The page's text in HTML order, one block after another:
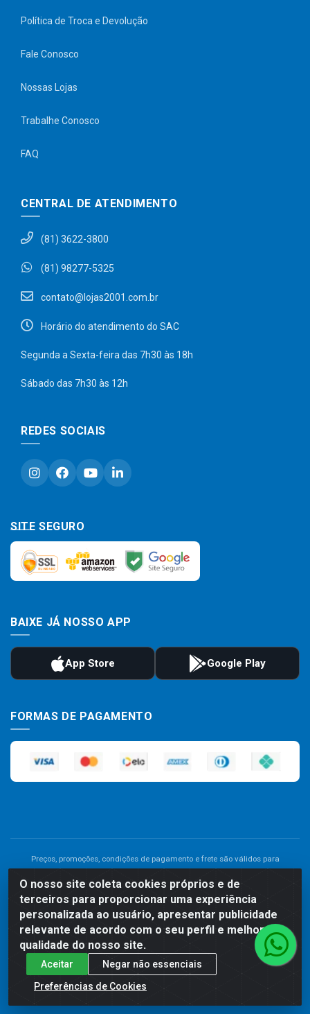
O nosso site coleta cookies próprios e de
terceiros para proporcionar uma experiência
personalizada ao usuário, apresentar publicidade
relevante de acordo com o seu perfil e melhorar a
qualidade do nosso site.
Aceitar
Negar não essenciais
Preferências de Cookies
Política de Troca e Devolução
Fale Conosco
Nossas Lojas
Trabalhe Conosco
FAQ
CENTRAL DE ATENDIMENTO
(81) 3622-3800
(81) 98277-5325
contato@lojas2001.com.br
Horário do atendimento do SAC
Segunda a Sexta-feira das 7h30 às 18h
Sábado das 7h30 às 12h
REDES SOCIAIS
SITE SEGURO
BAIXE JÁ NOSSO APP
FORMAS DE PAGAMENTO
Preços, promoções, condições de pagamento e frete são válidos para
preço de um produto, será válido o preço que for exibido no carrinho de
compras do site no momento do pagamento. As vendas estão sujeitas a
análise e disponibilidade do estoque. Imagens de produtos meramente
Comercial de Construção 2001 LTDA - Av. Congresso
Eucarístico, 1179 - São José, Carpina - PE - CEP: 55811-000 -
70.220.389/0001-66